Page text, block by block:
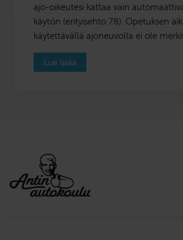
ajo-oikeutesi kattaa vain
käytön (erityisehto 78). Opetuksen
käytettävällä ajoneuvolla ei ole
Lue lisää